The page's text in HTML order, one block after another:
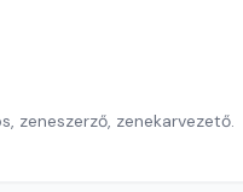
zeneszerző, zenekarvezető.